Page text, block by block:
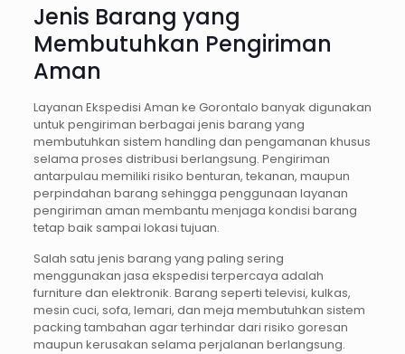
Jenis Barang yang
Membutuhkan Pengiriman
Aman
Layanan Ekspedisi Aman ke Gorontalo banyak digunakan
untuk pengiriman berbagai jenis barang yang
membutuhkan sistem handling dan pengamanan khusus
selama proses distribusi berlangsung. Pengiriman
antarpulau memiliki risiko benturan, tekanan, maupun
perpindahan barang sehingga penggunaan layanan
pengiriman aman membantu menjaga kondisi barang
tetap baik sampai lokasi tujuan.
Salah satu jenis barang yang paling sering
menggunakan jasa ekspedisi terpercaya adalah
furniture dan elektronik. Barang seperti televisi, kulkas,
mesin cuci, sofa, lemari, dan meja membutuhkan sistem
packing tambahan agar terhindar dari risiko goresan
maupun kerusakan selama perjalanan berlangsung.